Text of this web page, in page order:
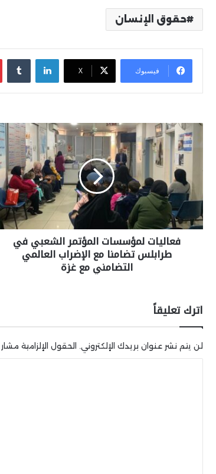
حقوق الإنسان
فيسبوك X
لينكدإن
فعاليات لمؤسسات المؤتمر الشعبي في
طرابلس تضامنا مع الإضراب العالمي
التضامني مع غزة
اترك تعليقاً
لن يتم نشر عنوان بريدك الإلكتروني. الحقول الإلزامية مشار